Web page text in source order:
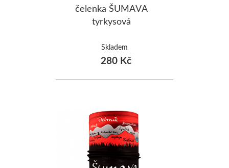
čelenka ŠUMAVA
tyrkysová
Skladem
280 Kč